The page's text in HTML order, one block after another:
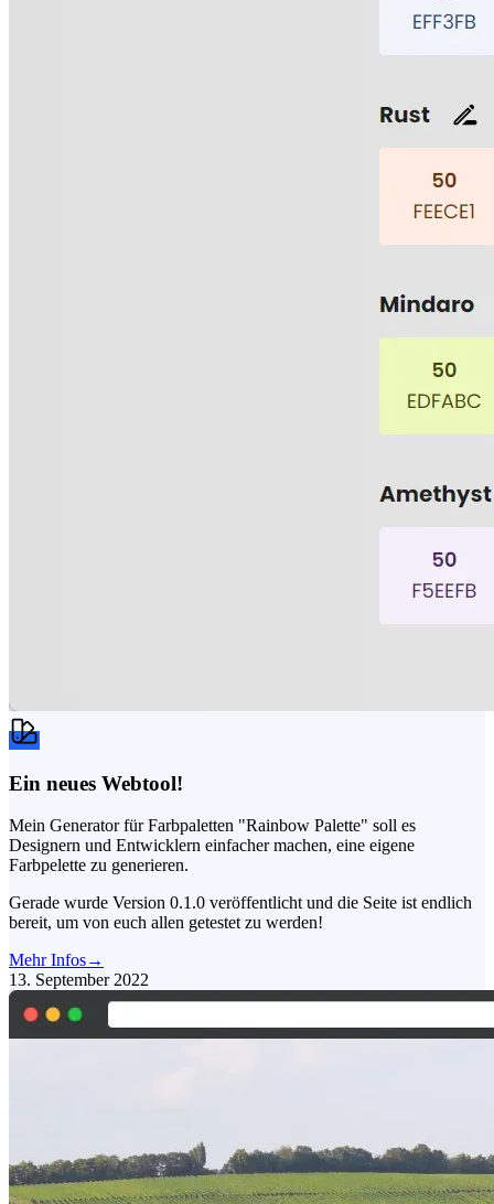
Ein neues Webtool!
Mein Generator für Farbpaletten "Rainbow Palette" soll es
Designern und Entwicklern einfacher machen, eine eigene
Farbpelette zu generieren.
Gerade wurde Version 0.1.0 veröffentlicht und die Seite ist endlich
bereit, um von euch allen getestet zu werden!
Mehr Infos→
13. September 2022